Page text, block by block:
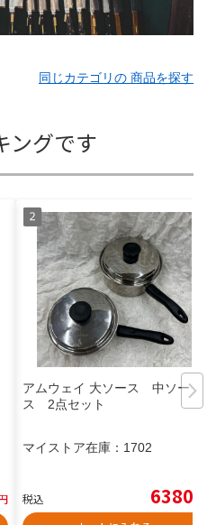
同じカテゴリの 商品を探す
ングです
アムウェイ 大ソース 中ソー
ス 2点セット
マイストア在庫： 1702
税込 6380